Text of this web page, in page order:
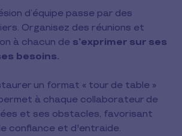
d’équipe passe par des
Organisez des réunions et
à chacun de s’exprimer sur ses
besoins.
un format « tour de table »
à chaque collaborateur de
et ses obstacles, favorisant
confiance et d'entraide.